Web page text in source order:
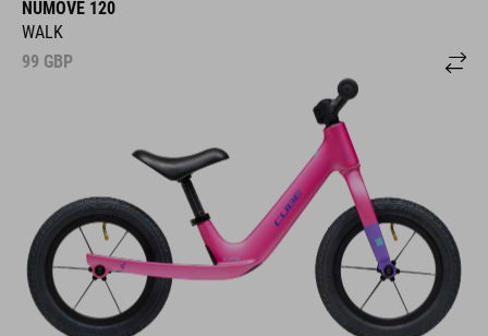
NUMOVE 120
WALK
99 GBP